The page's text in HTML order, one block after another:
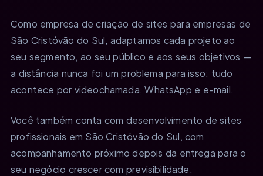
Como empresa de criação de sites para empresas de
São Cristóvão do Sul, adaptamos cada projeto ao
seu segmento, ao seu público e aos seus objetivos —
a distância nunca foi um problema para isso: tudo
acontece por videochamada, WhatsApp e e-mail.
Você também conta com desenvolvimento de sites
profissionais em São Cristóvão do Sul, com
acompanhamento próximo depois da entrega para o
seu negócio crescer com previsibilidade.